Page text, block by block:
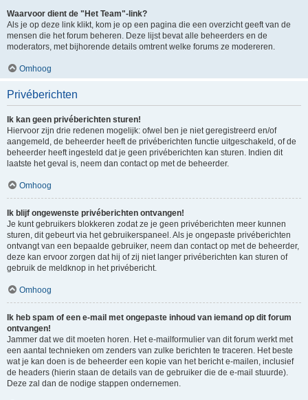
Waarvoor dient de "Het Team"-link?
Als je op deze link klikt, kom je op een pagina die een overzicht geeft van de
mensen die het forum beheren. Deze lijst bevat alle beheerders en de
moderators, met bijhorende details omtrent welke forums ze modereren.
Omhoog
Privéberichten
Ik kan geen privéberichten sturen!
Hiervoor zijn drie redenen mogelijk: ofwel ben je niet geregistreerd en/of
aangemeld, de beheerder heeft de privéberichten functie uitgeschakeld, of de
beheerder heeft ingesteld dat je geen privéberichten kan sturen. Indien dit
laatste het geval is, neem dan contact op met de beheerder.
Omhoog
Ik blijf ongewenste privéberichten ontvangen!
Je kunt gebruikers blokkeren zodat ze je geen privéberichten meer kunnen
sturen, dit gebeurt via het gebruikerspaneel. Als je ongepaste privéberichten
ontvangt van een bepaalde gebruiker, neem dan contact op met de beheerder,
deze kan ervoor zorgen dat hij of zij niet langer privéberichten kan sturen of
gebruik de meldknop in het privébericht.
Omhoog
Ik heb spam of een e-mail met ongepaste inhoud van iemand op dit forum
ontvangen!
Jammer dat we dit moeten horen. Het e-mailformulier van dit forum werkt met
een aantal technieken om zenders van zulke berichten te traceren. Het beste
wat je kan doen is de beheerder een kopie van het bericht e-mailen, inclusief
de headers (hierin staan de details van de gebruiker die de e-mail stuurde).
Deze zal dan de nodige stappen ondernemen.